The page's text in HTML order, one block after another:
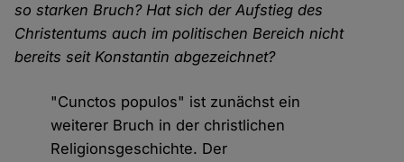
so starken Bruch? Hat sich der Aufstieg des
Christentums auch im politischen Bereich nicht
bereits seit Konstantin abgezeichnet?
"Cunctos populos" ist zunächst ein
weiterer Bruch in der christlichen
Religionsgeschichte. Der